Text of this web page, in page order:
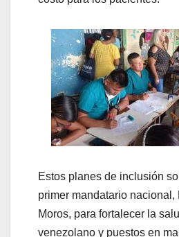
Estos planes de inclusión
primer mandatario
Moros, para fortalecer la
venezolano y puestos en